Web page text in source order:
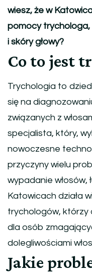
wiesz, że w
pomocy trychologa,
i skóry głowy?
Co to jest
Trychologia to
się na
związanych z
specjalista, który,
nowoczesne
przyczyny wielu
wypadanie włosów,
Katowicach działa
trychologów, którzy
dla osób
dolegliwościami
Jakie